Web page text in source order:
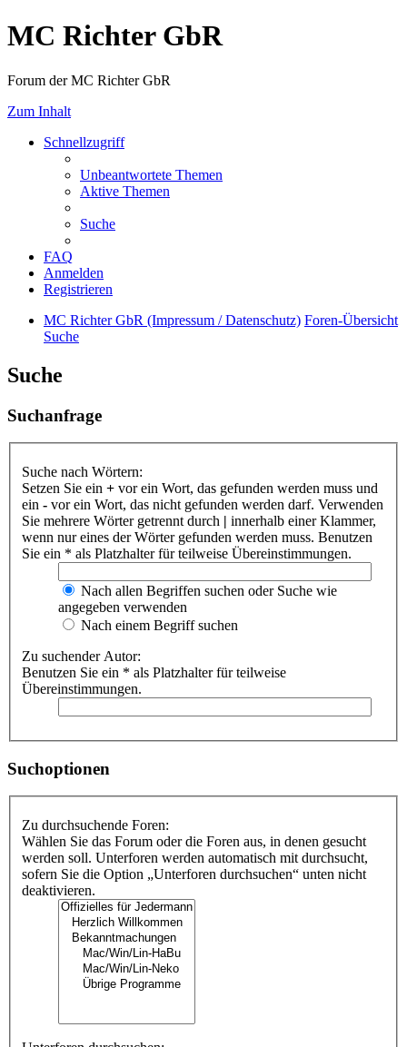
MC Richter GbR
Forum der MC Richter GbR
Zum Inhalt
Schnellzugriff
Unbeantwortete Themen
Aktive Themen
Suche
FAQ
Anmelden
Registrieren
MC Richter GbR (Impressum / Datenschutz) Foren-Übersicht
Suche
Suche
Suchanfrage
Suche nach Wörtern:
Setzen Sie ein + vor ein Wort, das gefunden werden muss und
ein - vor ein Wort, das nicht gefunden werden darf. Verwenden
Sie mehrere Wörter getrennt durch | innerhalb einer Klammer,
wenn nur eines der Wörter gefunden werden muss. Benutzen
Sie ein * als Platzhalter für teilweise Übereinstimmungen.
Nach allen Begriffen suchen oder Suche wie
angegeben verwenden
Nach einem Begriff suchen
Zu suchender Autor:
Benutzen Sie ein * als Platzhalter für teilweise
Übereinstimmungen.
Suchoptionen
Zu durchsuchende Foren:
Wählen Sie das Forum oder die Foren aus, in denen gesucht
werden soll. Unterforen werden automatisch mit durchsucht,
sofern Sie die Option „Unterforen durchsuchen“ unten nicht
deaktivieren.